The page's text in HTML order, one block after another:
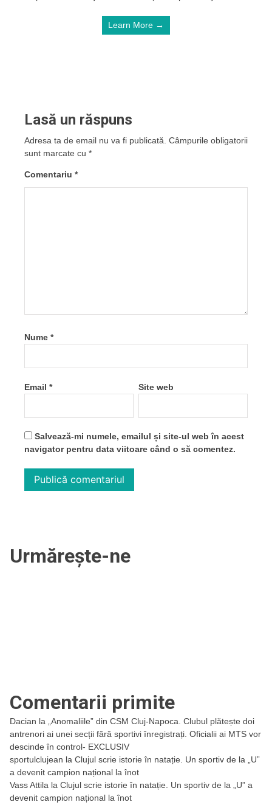
Learn More →
Lasă un răspuns
Adresa ta de email nu va fi publicată. Câmpurile obligatorii
sunt marcate cu *
Comentariu *
Nume *
Email * Site web
Salvează-mi numele, emailul și site-ul web în acest
navigator pentru data viitoare când o să comentez.
Urmărește-ne
Comentarii primite
Dacian la
„Anomaliile” din CSM Cluj-Napoca. Clubul plătește doi
antrenori ai unei secții fără sportivi înregistrați. Oficialii ai MTS vor
descinde în control- EXCLUSIV
sportulclujean la Clujul scrie istorie în natație. Un sportiv de la „U”
a devenit campion național la înot
Vass Attila la Clujul scrie istorie în natație. Un sportiv de la „U” a
devenit campion național la înot